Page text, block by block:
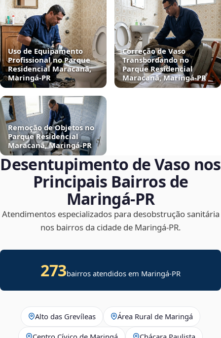
Uso de Equipamento
Profissional no Parque
Residencial Maracanã,
Maringá‑PR
Correção de Vaso
Transbordando no
Parque Residencial
Maracanã, Maringá‑PR
Remoção de Objetos no
Parque Residencial
Maracanã, Maringá‑PR
Desentupimento de Vaso nos
Principais Bairros de
Maringá‑PR
Atendimentos especializados para desobstrução sanitária
nos bairros da cidade de Maringá‑PR.
273bairros atendidos em Maringá-PR
Alto das Grevíleas Área Rural de Maringá